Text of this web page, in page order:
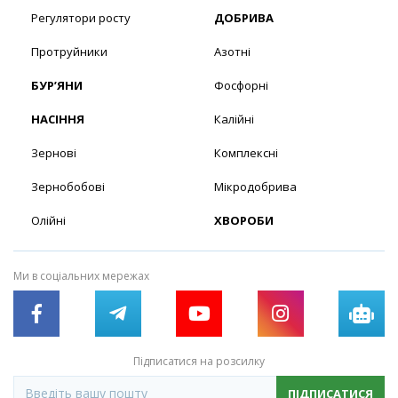
Регулятори росту
Протруйники
БУР’ЯНИ
НАСІННЯ
Зернові
Зернобобові
Олійні
ДОБРИВА
Азотні
Фосфорні
Калійні
Комплексні
Мікродобрива
ХВОРОБИ
Ми в соціальних мережах
Підписатися на розсилку
ПІДПИСАТИСЯ